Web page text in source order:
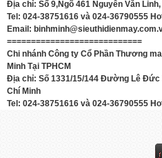
Địa chỉ: Số 9,Ngõ 461 Nguyễn Văn Linh,
Tel: 024-38751616 và 024-36790555
Email:
============================
Chi nhánh Công ty Cổ Phần Thương
Minh Tại TPHCM
Địa chỉ: Số 1331/15/144 Đường Lê Đức
Chí Minh
Tel: 024-38751616 và 024-36790555